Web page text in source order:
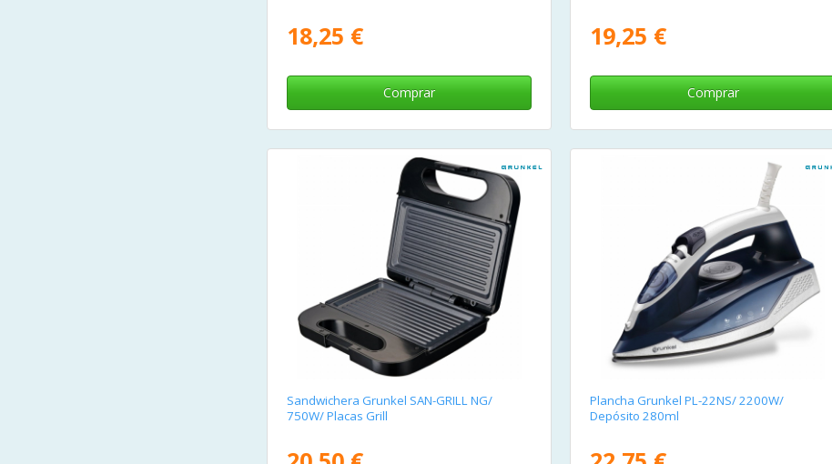
18,25 €
Comprar
19,25 €
Comprar
Sandwichera Grunkel SAN-GRILL NG/
750W/ Placas Grill
Plancha Grunkel PL-22NS/ 2200W/
Depósito 280ml